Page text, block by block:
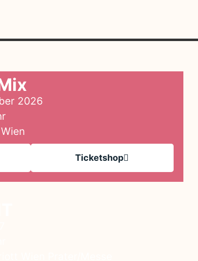
2026
Ticketshop